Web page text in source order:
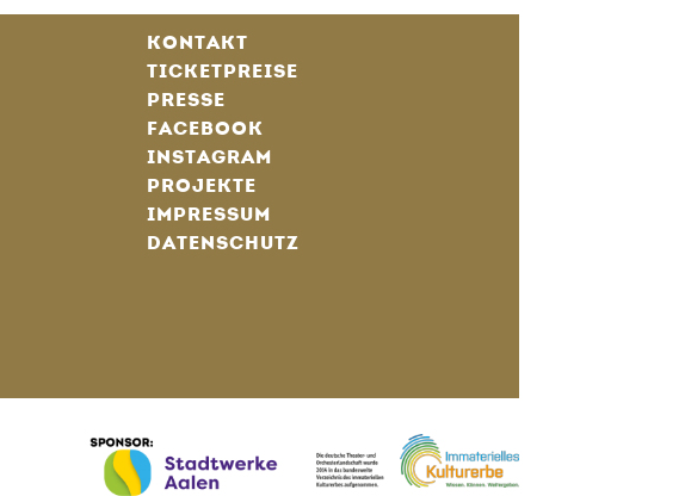
KONTAKT
TICKETPREISE
PRESSE
FACEBOOK
INSTAGRAM
PROJEKTE
IMPRESSUM
DATENSCHUTZ